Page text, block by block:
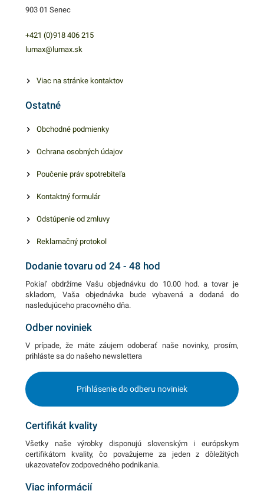
100 ks rukavíc v modrej
903 01 Senec
+421 (0)918 406 215
lumax@lumax.sk
Viac na stránke kontaktov
Ostatné
Obchodné podmienky
Ochrana osobných údajov
Poučenie práv spotrebiteľa
Kontaktný formulár
Odstúpenie od zmluvy
Reklamačný protokol
Dodanie tovaru od 24 - 48 hod
Pokiaľ obdržíme Vašu objednávku do 10.00 hod. a tovar je
skladom, Vaša objednávka bude vybavená a dodaná do
nasledujúceho pracovného dňa.
Odber noviniek
V prípade, že máte záujem odoberať naše novinky, prosím,
prihláste sa do našeho newslettera
Prihlásenie do odberu noviniek
Certifikát kvality
Všetky naše výrobky disponujú slovenským i európskym
certifikátom kvality, čo považujeme za jeden z dôležitých
ukazovateľov zodpovedného podnikania.
Viac informácií